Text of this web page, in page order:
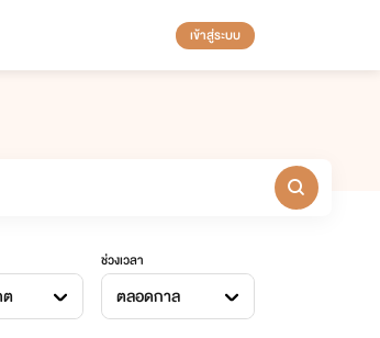
เข้าสู่ระบบ
ช่วงเวลา
ตลอดกาล